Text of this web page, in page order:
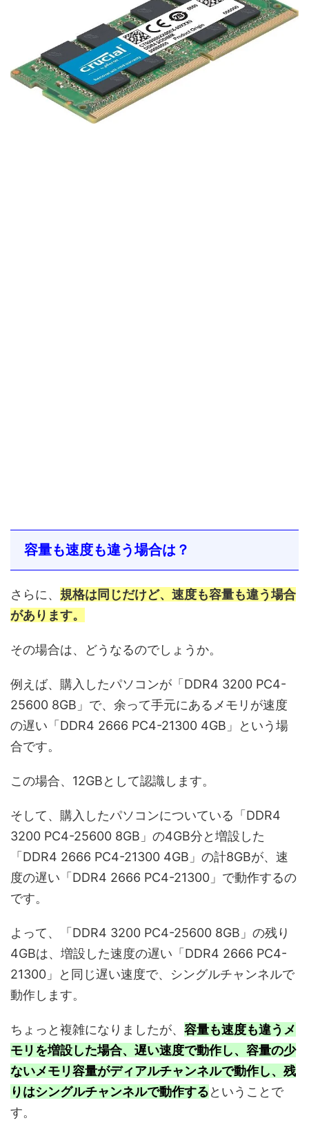
容量も速度も違う場合は？
さらに、 規格は同じだけど、速度も容量も違う場合
があります。
その場合は、どうなるのでしょうか。
例えば、購入したパソコンが「DDR4 3200 PC4-
25600 8GB」で、余って手元にあるメモリが速度
の遅い「DDR4 2666 PC4-21300 4GB」という場
合です。
この場合、12GBとして認識します。
そして、購入したパソコンについている「DDR4
3200 PC4-25600 8GB」の4GB分と増設した
「DDR4 2666 PC4-21300 4GB」の計8GBが、速
度の遅い「DDR4 2666 PC4-21300」で動作するの
です。
よって、「DDR4 3200 PC4-25600 8GB」の残り
4GBは、増設した速度の遅い「DDR4 2666 PC4-
21300」と同じ遅い速度で、シングルチャンネルで
動作します。
ちょっと複雑になりましたが、 容量も速度も違うメ
モリを増設した場合、遅い速度で動作し、容量の少
ないメモリ容量がディアルチャンネルで動作し、残
りはシングルチャンネルで動作するということで
す。